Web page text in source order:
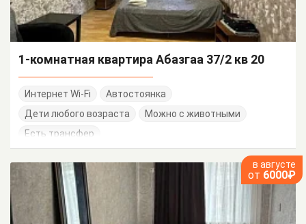
1-комнатная квартира Абазгаа 37/2 кв 20
Интернет Wi-Fi
Автостоянка
Дети любого возраста
Можно с животными
Есть трансфер
в августе
от 6000₽